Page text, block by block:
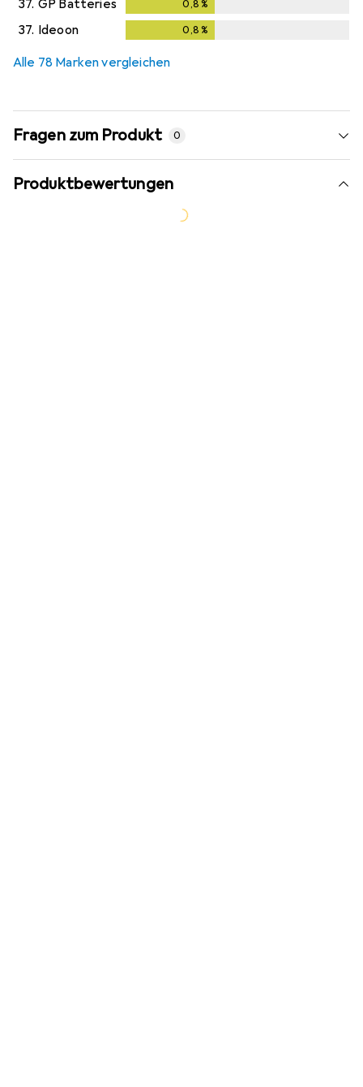
37. GP Batteries 0,8 %
37. Ideoon 0,8 %
Alle 78 Marken vergleichen
Fragen zum Produkt 0
Produktbewertungen